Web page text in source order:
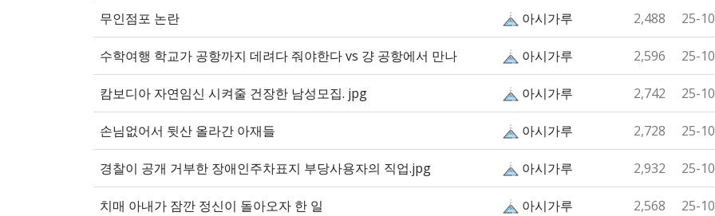
무인점포 논란 아시가루 2,488 25-
수학여행 학교가 공항까지 데려다 줘야한다 vs 걍 공항에서 만나 아시가루 2,596 25-
캄보디아 자연임신 시켜줄 건장한 남성모집. jpg 아시가루 2,742 25-
손님없어서 뒷산 올라간 아재들 아시가루 2,728 25-
경찰이 공개 거부한 장애인주차표지 부당사용자의 직업.jpg 아시가루 2,932 25-
치매 아내가 잠깐 정신이 돌아오자 한 일 아시가루 2,568 25-